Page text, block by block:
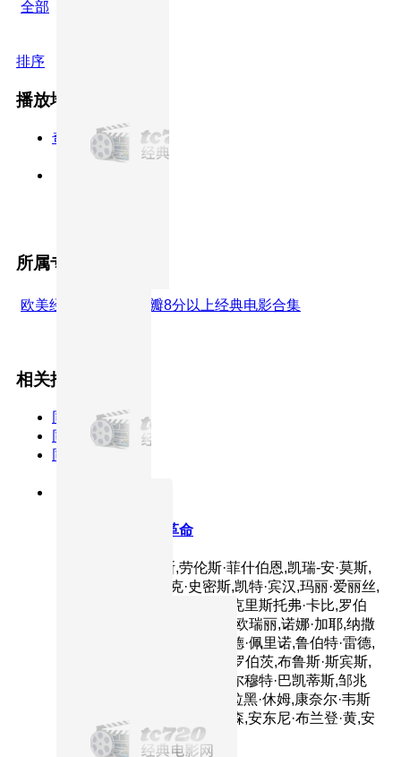
全部
排序
播放地址
奇艺视频
所属专题
欧美经典电影合集 豆瓣8分以上经典电影合集
相关推荐
同类型
同主演
同年份
黑客帝国3：矩阵革命
主演：基努·里维斯,劳伦斯·菲什伯恩,凯瑞-安·莫斯,
雨果·维文,贾达·萍克·史密斯,凯特·宾汉,玛丽·爱丽丝,
莫妮卡·贝鲁奇,埃茜·戴维斯,克里斯托弗·卡比,罗伯
特·马莫内,罗宾·奈文,吉娜薇·欧瑞丽,诺娜·加耶,纳撒
尼尔·利斯,哈里·列尼斯,哈罗德·佩里诺,鲁伯特·雷德,
凯文·迈克尔·理查德森,大卫·罗伯茨,布鲁斯·斯宾斯,
吉娜·托瑞斯,克莱顿·华生,赫尔穆特·巴凯蒂斯,邹兆
龙,乔·曼宁,TanveerK.Atwal,拉黑·休姆,康奈尔·韦斯
特,伯纳德·怀特,朗贝尔·维尔森,安东尼·布兰登·黄,安